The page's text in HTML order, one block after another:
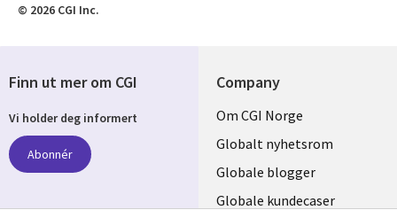
© 2026 CGI Inc.
Company
Useful
links
NORWAY
Om CGI Norge
Globalt nyhetsrom
Globale blogger
Globale kundecaser
Finn ut mer om CGI
Vi holder deg informert
Abonnér